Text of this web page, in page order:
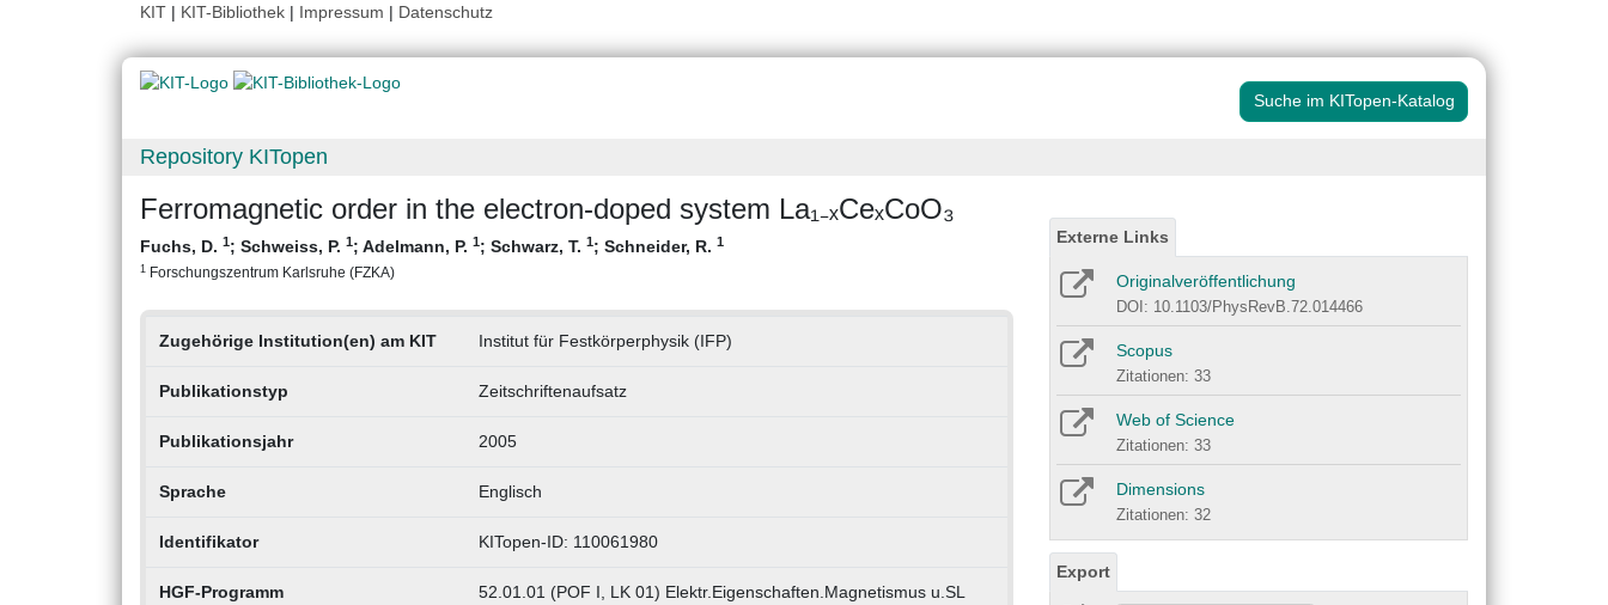
KIT | KIT-Bibliothek | Impressum | Datenschutz
Suche im KITopen-Katalog
Repository KITopen
Ferromagnetic order in the electron-doped system La₁₋ₓCeₓCoO₃
Fuchs, D. 1; Schweiss, P. 1; Adelmann, P. 1; Schwarz, T. 1; Schneider, R. 1
1 Forschungszentrum Karlsruhe (FZKA)
Zugehörige Institution(en) am KIT Institut für Festkörperphysik (IFP)
Publikationstyp Zeitschriftenaufsatz
Publikationsjahr 2005
Sprache Englisch
Identifikator KITopen-ID: 110061980
HGF-Programm 52.01.01 (POF I, LK 01) Elektr.Eigenschaften.Magnetismus u.SL
Externe Links
Originalveröffentlichung
DOI: 10.1103/PhysRevB.72.014466
Scopus
Zitationen: 33
Web of Science
Zitationen: 33
Dimensions
Zitationen: 32
Export